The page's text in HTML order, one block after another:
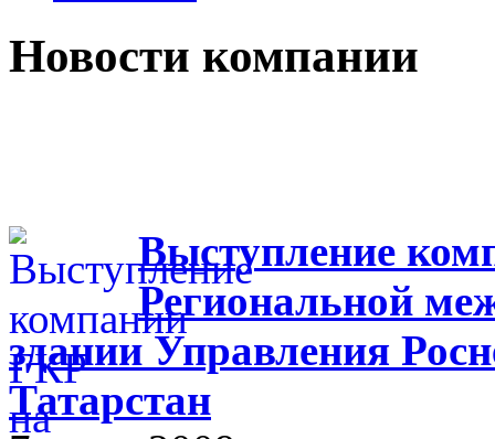
Новости компании
Выступление
Региональной
здании Управления
Татарстан